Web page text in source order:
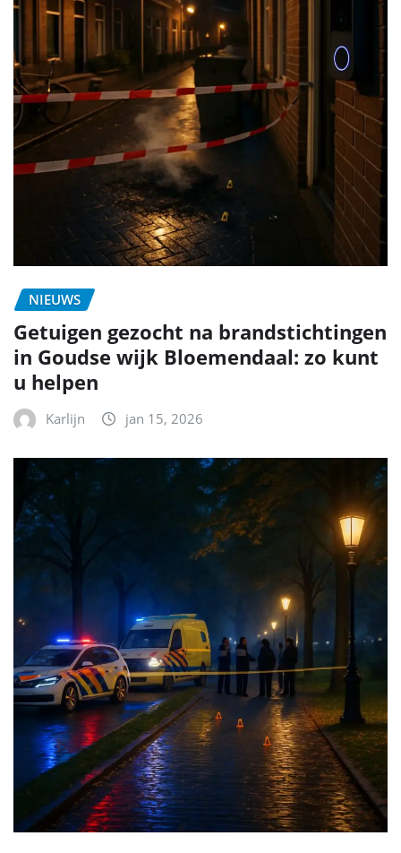
NIEUWS
Getuigen gezocht na brandstichtingen
in Goudse wijk Bloemendaal: zo kunt
u helpen
Karlijn jan 15, 2026